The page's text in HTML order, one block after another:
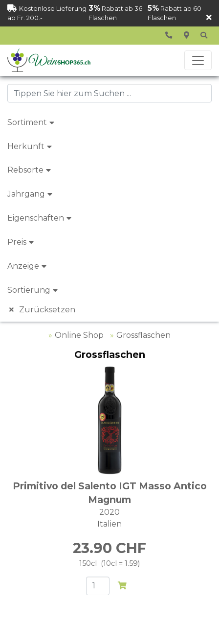
Kostenlose Lieferung
ab Fr. 200.-
3% Rabatt ab 36
Flaschen
5%Rabatt ab 60
Flaschen
Sortiment
Herkunft
Rebsorte
Jahrgang
Eigenschaften
Preis
Anzeige
Sortierung
Zurücksetzen
Online Shop Grossflaschen
Grossflaschen
Primitivo del Salento IGT Masso Antico
Magnum
2020
Italien
23.90 CHF
150cl 10cl = 1.59